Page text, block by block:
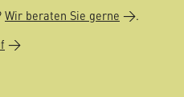
Wir beraten Sie gerne
.